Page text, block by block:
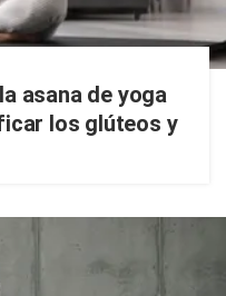
asana de yoga
los glúteos y